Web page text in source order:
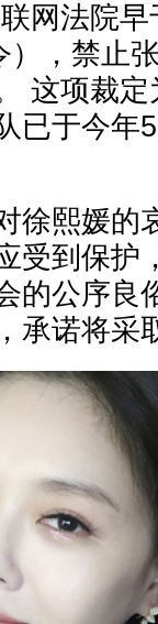
网法院
），禁止
这项裁定
已于今年
徐熙媛的
受到保护
的公序良
承诺将采